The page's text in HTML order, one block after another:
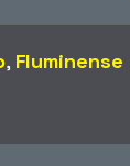
, Fluminense